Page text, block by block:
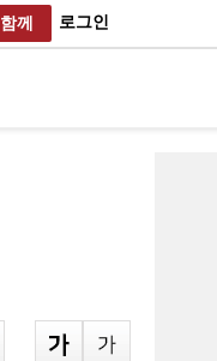
함께 로그인